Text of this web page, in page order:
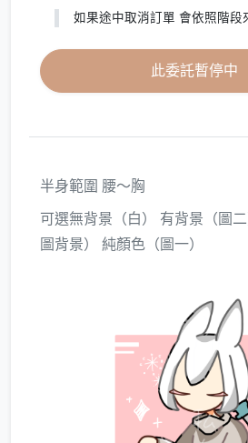
如果途中取消訂單 會依照階段
此委託暫停中
半身範圍 腰～胸
可選無背景（白） 有背景（圖
圖背景） 純顏色（圖一）